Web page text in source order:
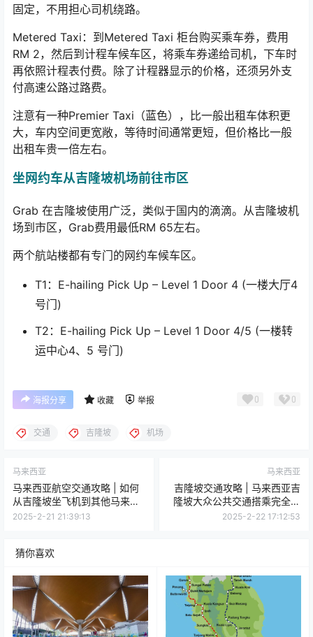
固定，不用担心司机绕路。
Metered Taxi：到Metered Taxi 柜台购买乘车券，费用
RM 2，然后到计程车候车区，将乘车券递给司机，下车时
再依照计程表付费。除了计程器显示的价格，还须另外支
付高速公路过路费。
注意有一种Premier Taxi（蓝色），比一般出租车体积更
大，车内空间更宽敞，等待时间通常更短，但价格比一般
出租车贵一倍左右。
坐网约车从吉隆坡机场前往市区
Grab 在吉隆坡使用广泛，类似于国内的滴滴。从吉隆坡机
场到市区，Grab费用最低RM 65左右。
两个航站楼都有专门的网约车候车区。
T1：E-hailing Pick Up – Level 1 Door 4 (一楼大厅4
号门)
T2：E-hailing Pick Up – Level 1 Door 4/5 (一楼转
运中心4、5 号门)
海报分享 收藏 举报 0 0
交通 吉隆坡 机场
马来西亚
马来西亚航空交通攻略 | 如何
从吉隆坡坐飞机到其他马来西
亚城市
2025-2-21 21:39:13
马来西亚
吉隆坡交通攻略 | 马来西亚吉
隆坡大众公共交通搭乘完全指
南
2025-2-22 17:12:53
猜你喜欢